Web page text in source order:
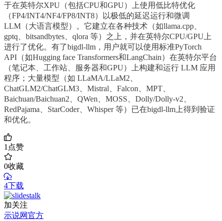
于在英特尔XPU（包括CPU和GPU）上使用低比特优化
（FP4/INT4/NF4/FP8/INT8）以极低的延迟运行和微调
LLM（大语言模型）。它建立在各种技术（如llama.cpp、
gptq、bitsandbytes、qlora 等）之上，并在英特尔CPU/GPU上
进行了优化。有了bigdl-llm，用户就可以使用标准PyTorch
API（如Hugging face Transformers和LangChain）在英特尔平台
（笔记本、工作站、服务器和GPU）上构建和运行 LLM 应用
程序；大量模型（如 LLaMA/LLaM2、
ChatGLM2/ChatGLM3、Mistral、Falcon、MPT、
Baichuan/Baichuan2、QWen、MOSS、Dolly/Dolly-v2、
RedPajama、StarCoder、Whisper 等）已在bigdl-llm上得到验证
和优化。
1点赞
0收藏
4下载
加关注
示说网官方